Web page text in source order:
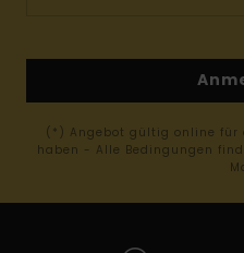
(*) Angebot gültig online für
haben - Alle Bedingungen